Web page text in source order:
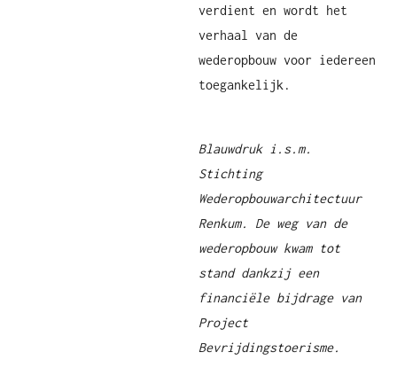
verdient en wordt het
verhaal van de
wederopbouw voor iedereen
toegankelijk.
Blauwdruk i.s.m.
Stichting
Wederopbouwarchitectuur
Renkum. De weg van de
wederopbouw kwam tot
stand dankzij een
financiële bijdrage van
Project
Bevrijdingstoerisme.